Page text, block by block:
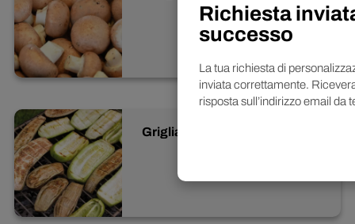
Grigliati
Richiesta
successo
La tua richiesta di
inviata correttamente.
risposta sull’indirizzo email da